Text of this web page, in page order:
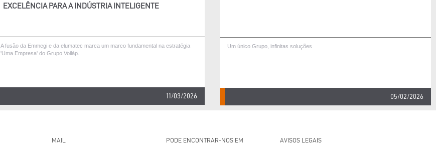
EXCELÊNCIA PARA A INDÚSTRIA INTELIGENTE
A fusão da Emmegi e da elumatec marca um marco fundamental na estratégia
'Uma Empresa' do Grupo Voilàp.
11/03/2026
Um único Grupo, infinitas soluções
05/02/2026
MAIL PODE ENCONTRAR-NOS EM AVISOS LEGAIS